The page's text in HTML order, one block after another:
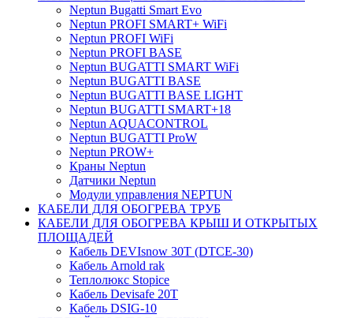
Neptun Bugatti Smart Evo
Neptun PROFI SMART+ WiFi
Neptun PROFI WiFi
Neptun PROFI BASE
Neptun BUGATTI SMART WiFi
Neptun BUGATTI BASE
Neptun BUGATTI BASE LIGHT
Neptun BUGATTI SMART+18
Neptun AQUACONTROL
Neptun BUGATTI ProW
Neptun PROW+
Краны Neptun
Датчики Neptun
Модули управления NEPTUN
КАБЕЛИ ДЛЯ ОБОГРЕВА ТРУБ
КАБЕЛИ ДЛЯ ОБОГРЕВА КРЫШ И ОТКРЫТЫХ
ПЛОЩАДЕЙ
Кабель DEVIsnow 30Т (DTCE-30)
Кабель Arnold rak
Теплолюкс Stopice
Кабель Devisafe 20T
Кабель DSIG-10